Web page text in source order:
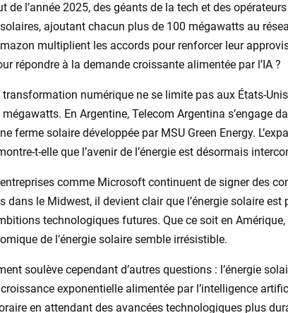
de l’année 2025, des géants de la tech et des
ajoutant chacun plus de 100 mégawatts au
multiplient les accords pour renforcer leur
répondre à la demande croissante alimentée par l’IA ?
numérique ne se limite pas aux États-
En Argentine, Telecom Argentina s’engage
ferme solaire développée par MSU Green Energy.
t-elle que l’avenir de l’énergie est désormais
comme Microsoft continuent de signer des
dans le Midwest, il devient clair que l’énergie solaire
technologiques futures. Que ce soit en
de l’énergie solaire semble irrésistible.
soulève cependant d’autres questions : l’énergie
exponentielle alimentée par l’intelligence
en attendant des avancées technologiques plus